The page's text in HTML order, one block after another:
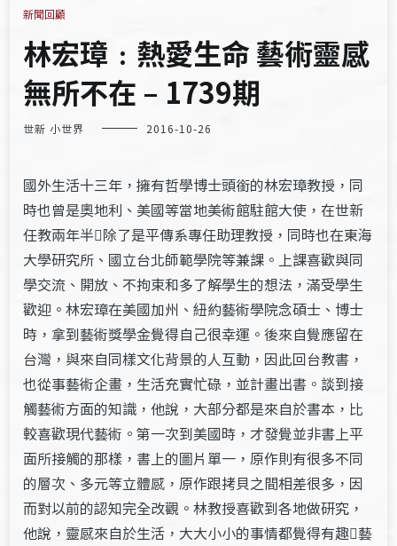
新聞回顧
林宏璋﹕熱愛生命 藝術靈感
無所不在 – 1739期
世新 小世界 2016-10-26
國外生活十三年，擁有哲學博士頭銜的林宏璋教授，同
時也曾是奧地利、美國等當地美術館駐館大使，在世新
任教兩年半除了是平傳系專任助理教授，同時也在東海
大學研究所、國立台北師範學院等兼課。上課喜歡與同
學交流、開放、不拘束和多了解學生的想法，滿受學生
歡迎。林宏璋在美國加州、紐約藝術學院念碩士、博士
時，拿到藝術獎學金覺得自己很幸運。後來自覺應留在
台灣，與來自同樣文化背景的人互動，因此回台教書，
也從事藝術企畫，生活充實忙碌，並計畫出書。談到接
觸藝術方面的知識，他說，大部分都是來自於書本，比
較喜歡現代藝術。第一次到美國時，才發覺並非書上平
面所接觸的那樣，書上的圖片單一，原作則有很多不同
的層次、多元等立體感，原作跟拷貝之間相差很多，因
而對以前的認知完全改觀。林教授喜歡到各地做研究，
他說，靈感來自於生活，大大小小的事情都覺得有趣藝